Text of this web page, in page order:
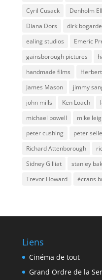
Cyril Cusack
Denholm
Diana Dors
dirk bogarde
ealing studios
Emeric
gainsborough pictures
handmade films
James Mason
jimmy
john mills
Ken Loach
michael powell
mike
peter cushing
peter
Richard Attenborough
Sidney Gilliat
stanley
Trevor Howard
écrans
Liens
Cinéma de tout
Grand Ordre de la